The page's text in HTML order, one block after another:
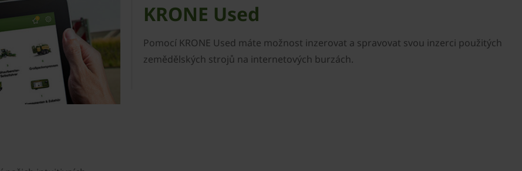
KRONE Used
Pomocí KRONE Used máte možnost inzerovat a spravovat svou inzerci použitých
zemědělských strojů na internetových burzách.